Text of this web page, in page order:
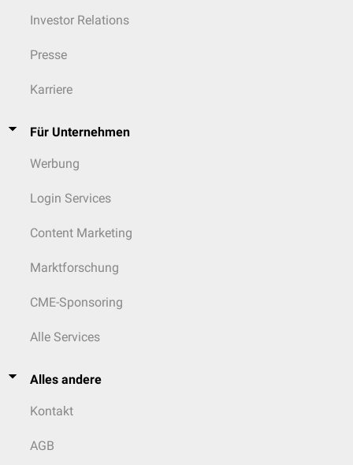
Investor Relations
Presse
Karriere
Für Unternehmen
Werbung
Login Services
Content Marketing
Marktforschung
CME-Sponsoring
Alle Services
Alles andere
Kontakt
AGB